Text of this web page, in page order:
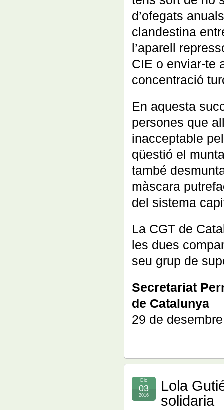
d’ofegats
clandestina
l’aparell
CIE o enviar-te
concentració
En aquesta
persones que
inacceptable
qüestió el
també
màscara
del sistema
La CGT de
les dues
seu grup de
Secretariat
de Catalunya
29 de
Lola
solidaria
Dic
03
2016